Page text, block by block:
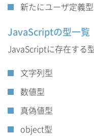
新たにユーザ定義
JavaScriptの型一覧
JavaScriptに存在する
文字列型
数値型
真偽値型
object型